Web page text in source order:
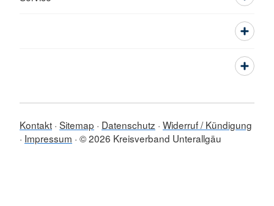
Kontakt Sitemap Datenschutz Widerruf / Kündigung
Impressum © 2026 Kreisverband Unterallgäu